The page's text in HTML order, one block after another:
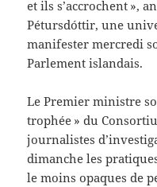
et ils s’accrochent »,
Pétursdóttir, une
manifester mercredi
Parlement islandais.
Le Premier ministre
trophée » du
journalistes
dimanche les
le moins opaques de